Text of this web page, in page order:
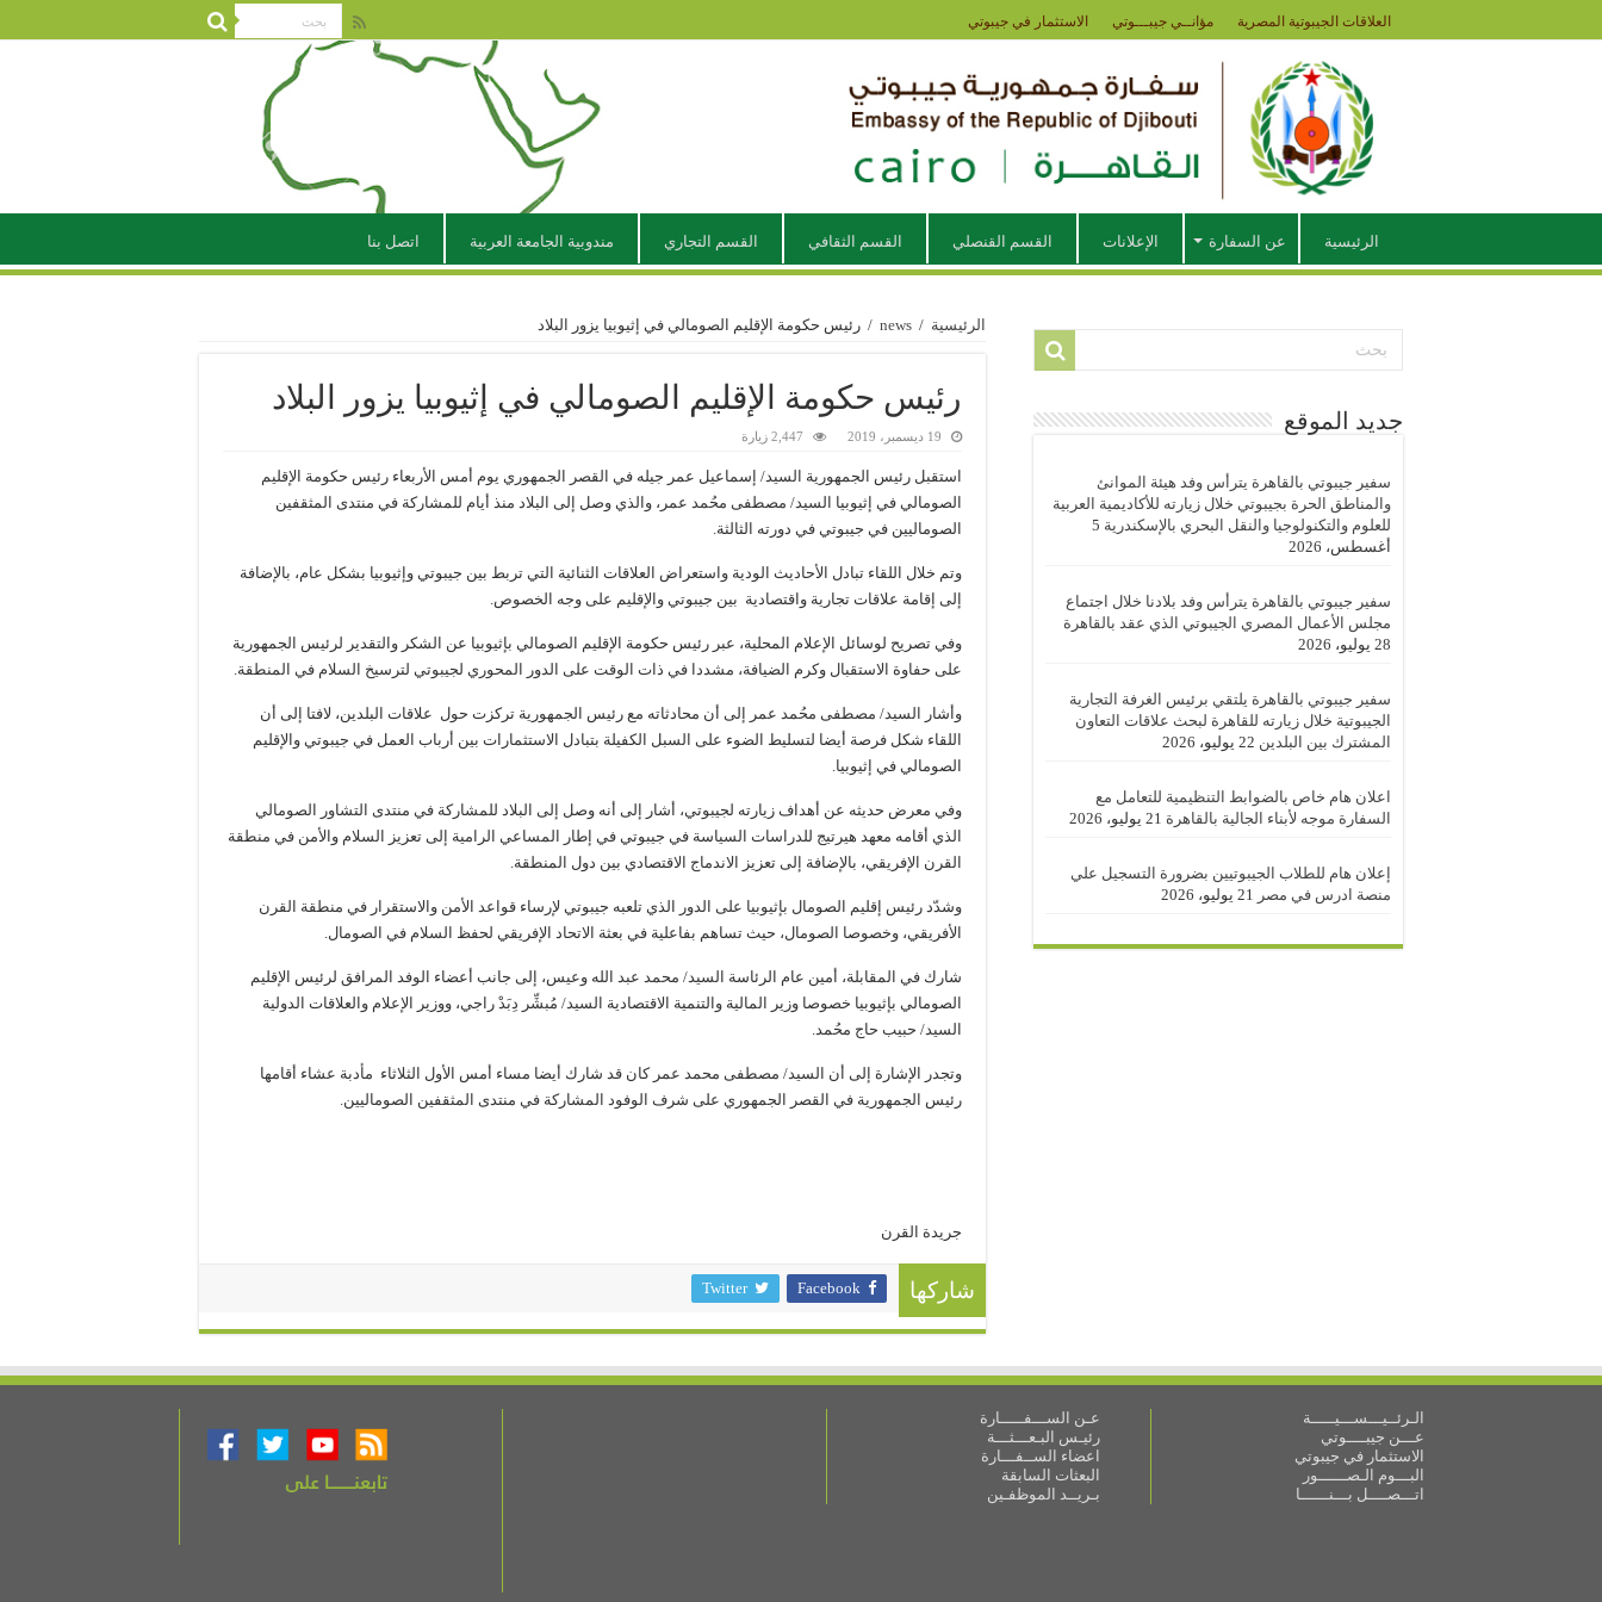
العلاقات الجيبوتية المصرية مؤانــي جيبـــوتي الاستثمار في جيبوتي
الرئيسية عن السفارة الإعلانات القسم القنصلي القسم الثقافي القسم التجاري مندوبية الجامعة العربية اتصل بنا
الرئيسية /
news
/ رئيس حكومة الإقليم الصومالي في إثيوبيا يزور البلاد
رئيس حكومة الإقليم الصومالي في إثيوبيا يزور البلاد
19 ديسمبر، 2019 2,447 زيارة
استقبل رئيس الجمهورية السيد/ إسماعيل عمر جيله في القصر الجمهوري يوم أمس الأربعاء رئيس حكومة الإقليم
الصومالي في إثيوبيا السيد/ مصطفى محُمد عمر، والذي وصل إلى البلاد منذ أيام للمشاركة في منتدى المثقفين
الصوماليين في جيبوتي في دورته الثالثة.
وتم خلال اللقاء تبادل الأحاديث الودية واستعراض العلاقات الثنائية التي تربط بين جيبوتي وإثيوبيا بشكل عام، بالإضافة
إلى إقامة علاقات تجارية واقتصادية بين جيبوتي والإقليم على وجه الخصوص.
وفي تصريح لوسائل الإعلام المحلية، عبر رئيس حكومة الإقليم الصومالي بإثيوبيا عن الشكر والتقدير لرئيس الجمهورية
على حفاوة الاستقبال وكرم الضيافة، مشددا في ذات الوقت على الدور المحوري لجيبوتي لترسيخ السلام في المنطقة.
وأشار السيد/ مصطفى محُمد عمر إلى أن محادثاته مع رئيس الجمهورية تركزت حول علاقات البلدين، لافتا إلى أن
اللقاء شكل فرصة أيضا لتسليط الضوء على السبل الكفيلة بتبادل الاستثمارات بين أرباب العمل في جيبوتي والإقليم
الصومالي في إثيوبيا.
وفي معرض حديثه عن أهداف زيارته لجيبوتي، أشار إلى أنه وصل إلى البلاد للمشاركة في منتدى التشاور الصومالي
الذي أقامه معهد هيرتيج للدراسات السياسة في جيبوتي في إطار المساعي الرامية إلى تعزيز السلام والأمن في منطقة
القرن الإفريقي، بالإضافة إلى تعزيز الاندماج الاقتصادي بين دول المنطقة.
وشدّد رئيس إقليم الصومال بإثيوبيا على الدور الذي تلعبه جيبوتي لإرساء قواعد الأمن والاستقرار في منطقة القرن
الأفريقي، وخصوصا الصومال، حيث تساهم بفاعلية في بعثة الاتحاد الإفريقي لحفظ السلام في الصومال.
شارك في المقابلة، أمين عام الرئاسة السيد/ محمد عبد الله وعيس، إلى جانب أعضاء الوفد المرافق لرئيس الإقليم
الصومالي بإثيوبيا خصوصا وزير المالية والتنمية الاقتصادية السيد/ مُبشِّر دِبَدْ راجي، ووزير الإعلام والعلاقات الدولية
السيد/ حبيب حاج محُمد.
وتجدر الإشارة إلى أن السيد/ مصطفى محمد عمر كان قد شارك أيضا مساء أمس الأول الثلاثاء مأدبة عشاء أقامها
رئيس الجمهورية في القصر الجمهوري على شرف الوفود المشاركة في منتدى المثقفين الصوماليين.
جريدة القرن
شاركها Facebook
Twitter
جديد الموقع
سفير جيبوتي بالقاهرة يترأس وفد هيئة الموانئ
والمناطق الحرة بجيبوتي خلال زيارته للأكاديمية العربية
للعلوم والتكنولوجيا والنقل البحري بالإسكندرية 5
أغسطس، 2026
سفير جيبوتي بالقاهرة يترأس وفد بلادنا خلال اجتماع
مجلس الأعمال المصري الجيبوتي الذي عقد بالقاهرة
28 يوليو، 2026
سفير جيبوتي بالقاهرة يلتقي برئيس الغرفة التجارية
الجيبوتية خلال زيارته للقاهرة لبحث علاقات التعاون
المشترك بين البلدين 22 يوليو، 2026
اعلان هام خاص بالضوابط التنظيمية للتعامل مع
السفارة موجه لأبناء الجالية بالقاهرة 21 يوليو، 2026
إعلان هام للطلاب الجيبوتيين بضرورة التسجيل علي
منصة ادرس في مصر
21 يوليو، 2026
الـرئــيـــســـيـــــة
عـــن جيبــــوتي
الاستثمار في جيبوتي
البـــوم الـصــــــور
اتـــصــــل بـــنــــــا
عـن الســـفـــــارة
رئيـس البـعـــثـــة
اعضاء الســفـــارة
البعثات السابقة
بـريــد الموظفـين